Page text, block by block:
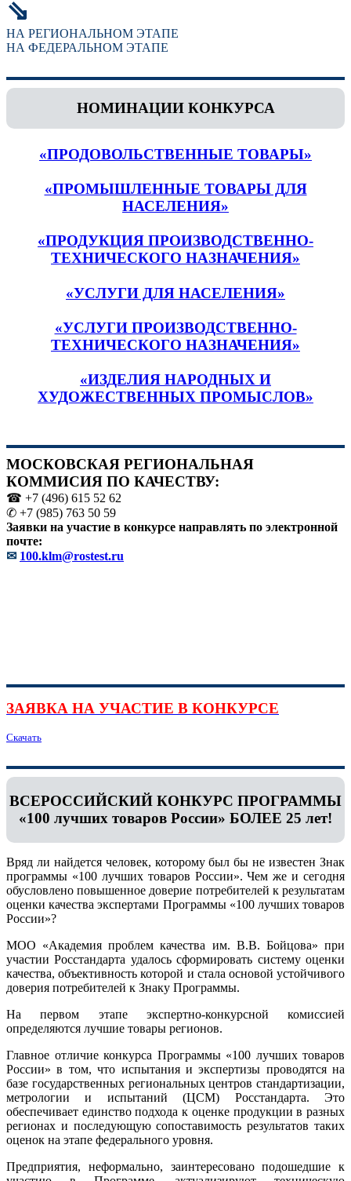
⇘
НА РЕГИОНАЛЬНОМ ЭТАПЕ
НА ФЕДЕРАЛЬНОМ ЭТАПЕ
НОМИНАЦИИ КОНКУРСА
«ПРОДОВОЛЬСТВЕННЫЕ ТОВАРЫ»
«ПРОМЫШЛЕННЫЕ ТОВАРЫ ДЛЯ
НАСЕЛЕНИЯ»
«ПРОДУКЦИЯ ПРОИЗВОДСТВЕННО-
ТЕХНИЧЕСКОГО НАЗНАЧЕНИЯ»
«УСЛУГИ ДЛЯ НАСЕЛЕНИЯ»
«УСЛУГИ ПРОИЗВОДСТВЕННО-
ТЕХНИЧЕСКОГО НАЗНАЧЕНИЯ»
«ИЗДЕЛИЯ НАРОДНЫХ И
ХУДОЖЕСТВЕННЫХ ПРОМЫСЛОВ»
МОСКОВСКАЯ РЕГИОНАЛЬНАЯ
КОММИСИЯ ПО КАЧЕСТВУ:
☎ +7 (496) 615 52 62
✆ +7 (985) 763 50 59
Заявки на участие в конкурсе направлять по электронной
почте:
✉ 100.klm@rostest.ru
ЗАЯВКА НА УЧАСТИЕ В КОНКУРСЕ
Скачать
ВСЕРОССИЙСКИЙ КОНКУРС ПРОГРАММЫ
«100 лучших товаров России» БОЛЕЕ 25 лет!
Вряд ли найдется человек, которому был бы не известен Знак
программы «100 лучших товаров России». Чем же и сегодня
обусловлено повышенное доверие потребителей к результатам
оценки качества экспертами Программы «100 лучших товаров
России»?
МОО «Академия проблем качества им. В.В. Бойцова» при
участии Росстандарта удалось сформировать систему оценки
качества, объективность которой и стала основой устойчивого
доверия потребителей к Знаку Программы.
На первом этапе экспертно-конкурсной комиссией
определяются лучшие товары регионов.
Главное отличие конкурса Программы «100 лучших товаров
России» в том, что испытания и экспертизы проводятся на
базе государственных региональных центров стандартизации,
метрологии и испытаний (ЦCM) Росстандарта. Это
обеспечивает единство подхода к оценке продукции в разных
регионах и последующую сопоставимость результатов таких
оценок на этапе федерального уровня.
Предприятия, неформально, заинтересовано подошедшие к